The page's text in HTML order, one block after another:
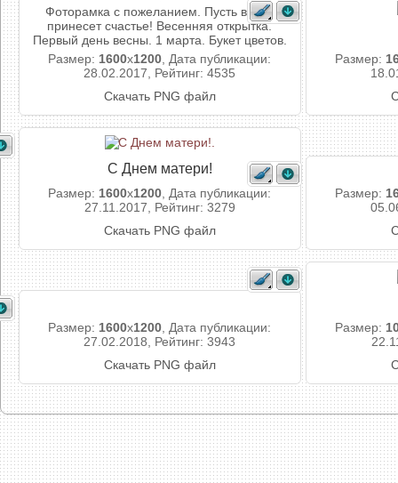
Фоторамка с пожеланием. Пусть весна
принесет счастье! Весенняя открытка.
Первый день весны. 1 марта. Букет цветов.
Размер: 1600x1200 , Дата публикации:
28.02.2017, Рейтинг: 4535
Скачать PNG файл
Размер:
С Днем матери!
Размер: 1600x1200 , Дата публикации:
27.11.2017, Рейтинг: 3279
Скачать PNG файл
Размер:
Размер: 1600x1200 , Дата публикации:
27.02.2018, Рейтинг: 3943
Скачать PNG файл
Размер: